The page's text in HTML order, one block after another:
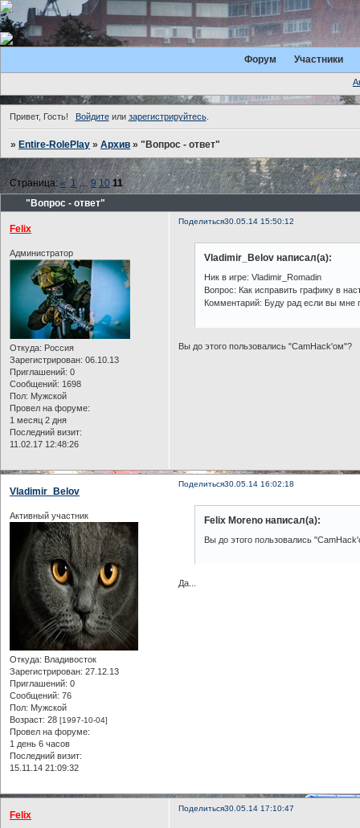
Форум Участники
Привет, Гость! Войдитеили зарегистрируйтесь.
»Entire-RolePlay »Архив »"Вопрос - ответ"
"Вопрос - ответ"
Страница:« 1 … 9 10 11
Поделиться30.05.14 15:50:12
Felix
Администратор
Откуда: Россия
Зарегистрирован: 06.10.13
Приглашений: 0
Сообщений: 1698
Пол: Мужской
Провел на форуме:
1 месяц 2 дня
Последний визит:
11.02.17 12:48:26
Vladimir_Belov написал(а):
Ник в игре: Vladimir_Romadin
Вопрос: Как исправить графику в
Комментарий: Буду рад если вы мне
Вы до этого пользовались "CamHack'ом"?
Поделиться30.05.14 16:02:18
Vladimir_Belov
Активный участник
Откуда: Владивосток
Зарегистрирован: 27.12.13
Приглашений: 0
Сообщений: 76
Пол: Мужской
Возраст: 28 [1997-10-04]
Провел на форуме:
1 день 6 часов
Последний визит:
15.11.14 21:09:32
Felix Moreno написал(а):
Вы до этого пользовались
Да...
Поделиться30.05.14 17:10:47
Felix